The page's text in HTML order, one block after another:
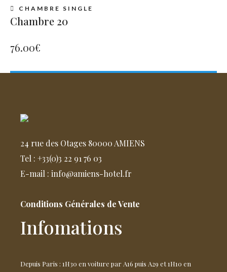
CHAMBRE SINGLE
Chambre 20
76.00€
24 rue des Otages 80000 AMIENS
Tel : +33(0)3 22 91 76 03
E-mail : info@amiens-hotel.fr
Conditions Générales de Vente
Infomations
Depuis Paris : 1H30 en voiture par A16 puis A29 et 1H10 en